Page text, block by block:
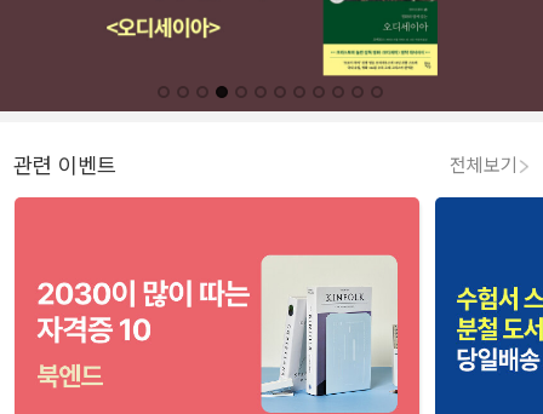
관련 이벤트 전체보기